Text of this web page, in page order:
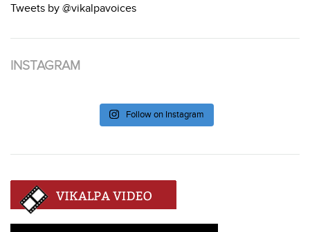
Tweets by @vikalpavoices
INSTAGRAM
Follow on Instagram